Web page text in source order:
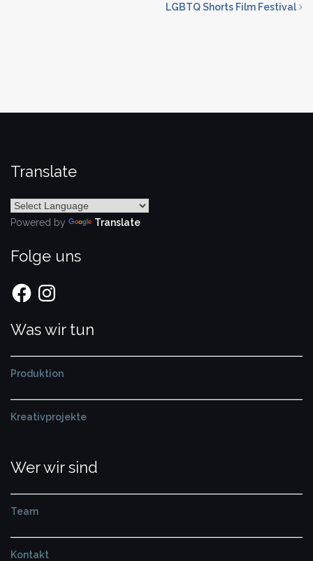
LGBTQ Shorts Film Festival
Translate
Powered by Translate
Folge uns
FacebookInstagram
Was wir tun
Produktion
Kreativprojekte
Wer wir sind
Team
Kontakt